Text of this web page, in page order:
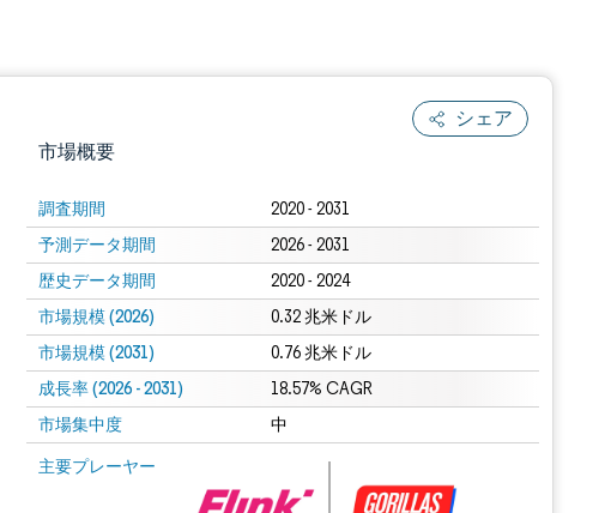
シェア
市場概要
調査期間 2020 - 2031
予測データ期間 2026 - 2031
歴史データ期間 2020 - 2024
市場規模 (2026) 0.32 兆米ドル
市場規模 (2031) 0.76 兆米ドル
成長率 (2026 - 2031) 18.57% CAGR
市場集中度 中
主要プレーヤー
画像 © Mordor Intelligence。再利用にはCC BY 4.0の表示が必要です。
4.0の表示が必要です。